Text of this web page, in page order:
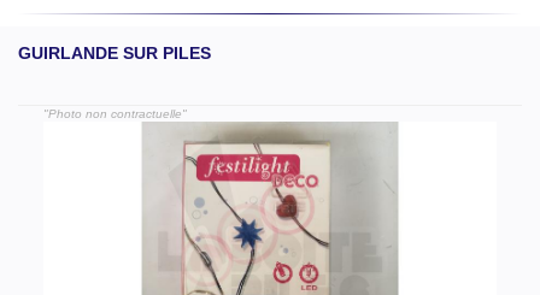
GUIRLANDE SUR PILES
"Photo non contractuelle"